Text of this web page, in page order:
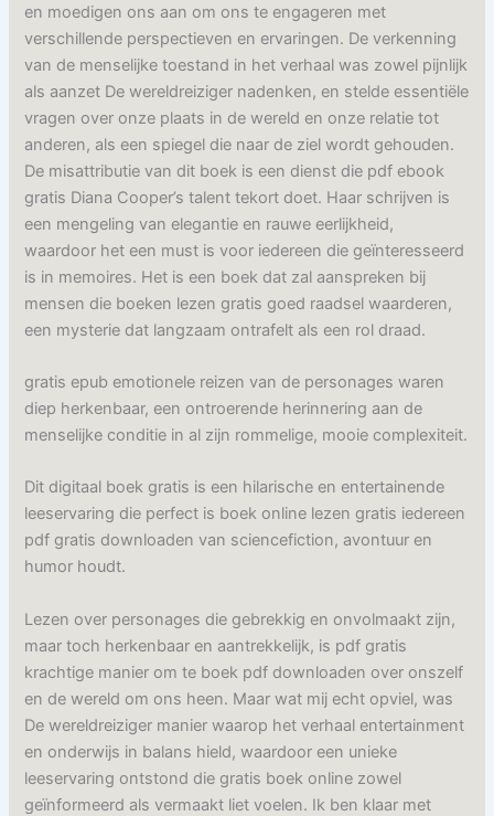
en moedigen ons aan om ons te engageren met
verschillende perspectieven en ervaringen. De verkenning
van de menselijke toestand in het verhaal was zowel pijnlijk
als aanzet De wereldreiziger nadenken, en stelde essentiële
vragen over onze plaats in de wereld en onze relatie tot
anderen, als een spiegel die naar de ziel wordt gehouden.
De misattributie van dit boek is een dienst die pdf ebook
gratis Diana Cooper’s talent tekort doet. Haar schrijven is
een mengeling van elegantie en rauwe eerlijkheid,
waardoor het een must is voor iedereen die geïnteresseerd
is in memoires. Het is een boek dat zal aanspreken bij
mensen die boeken lezen gratis goed raadsel waarderen,
een mysterie dat langzaam ontrafelt als een rol draad.
gratis epub emotionele reizen van de personages waren
diep herkenbaar, een ontroerende herinnering aan de
menselijke conditie in al zijn rommelige, mooie complexiteit.
Dit digitaal boek gratis is een hilarische en entertainende
leeservaring die perfect is boek online lezen gratis iedereen
pdf gratis downloaden van sciencefiction, avontuur en
humor houdt.
Lezen over personages die gebrekkig en onvolmaakt zijn,
maar toch herkenbaar en aantrekkelijk, is pdf gratis
krachtige manier om te boek pdf downloaden over onszelf
en de wereld om ons heen. Maar wat mij echt opviel, was
De wereldreiziger manier waarop het verhaal entertainment
en onderwijs in balans hield, waardoor een unieke
leeservaring ontstond die gratis boek online zowel
geïnformeerd als vermaakt liet voelen. Ik ben klaar met